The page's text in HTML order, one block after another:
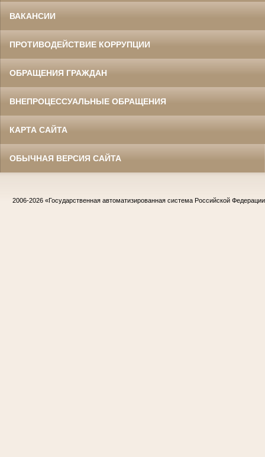
ВАКАНСИИ
ПРОТИВОДЕЙСТВИЕ КОРРУПЦИИ
ОБРАЩЕНИЯ ГРАЖДАН
ВНЕПРОЦЕССУАЛЬНЫЕ ОБРАЩЕНИЯ
КАРТА САЙТА
ОБЫЧНАЯ ВЕРСИЯ САЙТА
2006-2026 «Государственная автоматизированная система Российской